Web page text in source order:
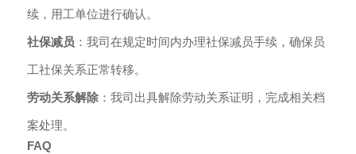
续，用工单位进行确认。
社保减员 ：我司在规定时间内办理社保减员手续，确保员
工社保关系正常转移。
劳动关系解除 ：我司出具解除劳动关系证明，完成相关档
案处理。
FAQ